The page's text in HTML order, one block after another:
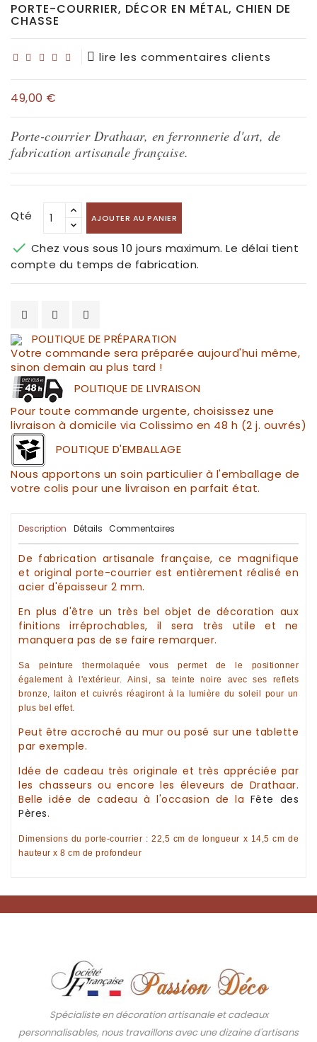
PORTE-COURRIER, DÉCOR EN MÉTAL, CHIEN DE
CHASSE
lire les commentaires clients
49,00 €
Porte-courrier Drathaar, en ferronnerie d'art, de
fabrication artisanale française.
Qté AJOUTER AU PANIER
 Chez vous sous 10 jours maximum. Le délai tient
compte du temps de fabrication.
POLITIQUE DE PRÉPARATION
Votre commande sera préparée aujourd'hui même,
sinon demain au plus tard !
POLITIQUE DE LIVRAISON
Pour toute commande urgente, choisissez une
livraison à domicile via Colissimo en 48 h (2 j. ouvrés)
POLITIQUE D'EMBALLAGE
Nous apportons un soin particulier à l'emballage de
votre colis pour une livraison en parfait état.
Description Détails Commentaires
De fabrication artisanale française, ce magnifique
et originalporte-courrier est entièrement réalisé en
acier d'épaisseur 2 mm.
En plus d'être un très bel objet de décoration aux
finitions irréprochables, il sera très utile et ne
manquera pas de se faire remarquer.
Sa peinture thermolaquée vous permet de le positionner
également à l'extérieur.Ainsi, sa teinte noire avec ses reflets
bronze, laiton et cuivrés réagiront à la lumière du soleil pour un
plus bel effet.
Peut être accroché au mur ou posé sur une tablette
par exemple.
Idée de cadeau très originale et très appréciée par
les chasseurs ou encore les éleveurs de Drathaar.
Belleidée de cadeau à l'occasion de la Fête des
Pères.
Dimensions duporte-courrier : 22,5 cm de longueur x 14,5 cm de
hauteur x 8 cm de profondeur
Spécialiste en décoration artisanale et cadeaux
personnalisables, nous travaillons avec une dizaine d'artisans